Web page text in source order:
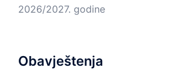
2026/2027. godine
Obavještenja